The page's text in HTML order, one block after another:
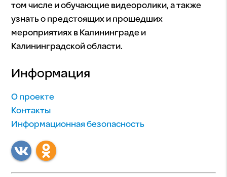
том числе и обучающие видеоролики, а также
узнать о предстоящих и прошедших
мероприятиях в Калининграде и
Калининградской области.
Информация
О проекте
Контакты
Информационная безопасность